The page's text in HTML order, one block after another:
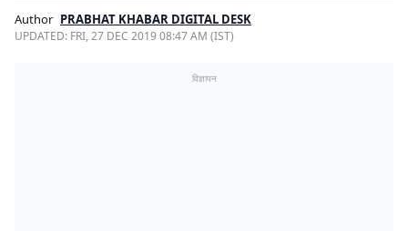
Author PRABHAT KHABAR DIGITAL DESK
UPDATED: FRI, 27 DEC 2019 08:47 AM (IST)
विज्ञापन